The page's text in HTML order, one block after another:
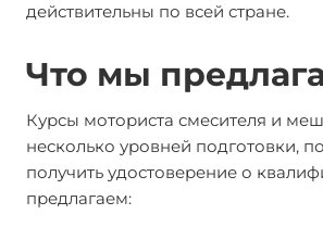
действительны по всей стране.
Что мы
Курсы моториста смесителя и
несколько уровней подготовки,
получить удостоверение о
предлагаем: